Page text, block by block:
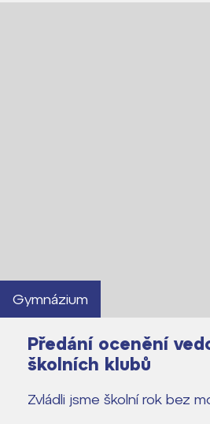
Gymnázium
Předání ocenění
školních klubů
Zvládli jsme školní rok bez